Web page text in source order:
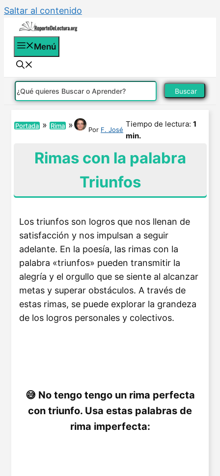
Saltar al contenido
Menú
Buscar
Portada » Rima » Por F. José
Tiempo de lectura: 1
min.
Rimas con la palabra
Triunfos
Los triunfos son logros que nos llenan de
satisfacción y nos impulsan a seguir
adelante. En la poesía, las rimas con la
palabra «triunfos» pueden transmitir la
alegría y el orgullo que se siente al alcanzar
metas y superar obstáculos. A través de
estas rimas, se puede explorar la grandeza
de los logros personales y colectivos.
No tengo tengo un rima perfecta
con triunfo. Usa estas palabras de
rima imperfecta: